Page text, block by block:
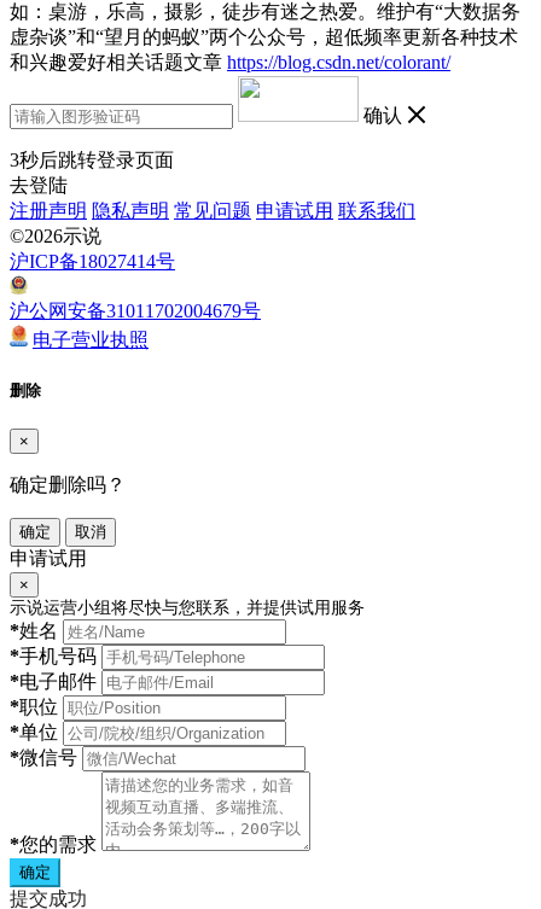
如：桌游，乐高，摄影，徒步有迷之热爱。维护有“大数据务
虚杂谈”和“望月的蚂蚁”两个公众号，超低频率更新各种技术
和兴趣爱好相关话题文章 https://blog.csdn.net/colorant/
确认
3秒后跳转登录页面
去登陆
注册声明 隐私声明 常见问题 申请试用 联系我们
©2026示说
沪ICP备18027414号
沪公网安备31011702004679号
电子营业执照
删除
×
确定删除吗？
确定 取消
申请试用
×
示说运营小组将尽快与您联系，并提供试用服务
*姓名
*手机号码
*电子邮件
*职位
*单位
*微信号
*您的需求
确定
提交成功